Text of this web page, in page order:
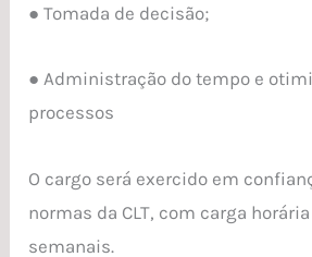
● Tomada de decisão;
● Administração do tempo e
processos
O cargo será exercido em
normas da CLT, com carga
semanais.